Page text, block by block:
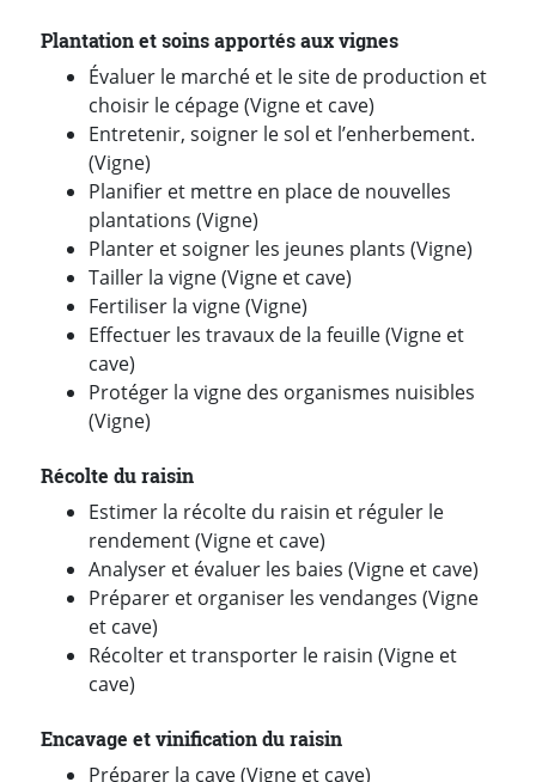
Plantation et soins apportés aux vignes
Évaluer le marché et le site de production et
choisir le cépage (Vigne et cave)
Entretenir, soigner le sol et l’enherbement.
(Vigne)
Planifier et mettre en place de nouvelles
plantations (Vigne)
Planter et soigner les jeunes plants (Vigne)
Tailler la vigne (Vigne et cave)
Fertiliser la vigne (Vigne)
Effectuer les travaux de la feuille (Vigne et
cave)
Protéger la vigne des organismes nuisibles
(Vigne)
Récolte du raisin
Estimer la récolte du raisin et réguler le
rendement (Vigne et cave)
Analyser et évaluer les baies (Vigne et cave)
Préparer et organiser les vendanges (Vigne
et cave)
Récolter et transporter le raisin (Vigne et
cave)
Encavage et vinification du raisin
Préparer la cave (Vigne et cave)